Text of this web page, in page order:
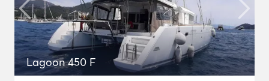
Lagoon 450 F